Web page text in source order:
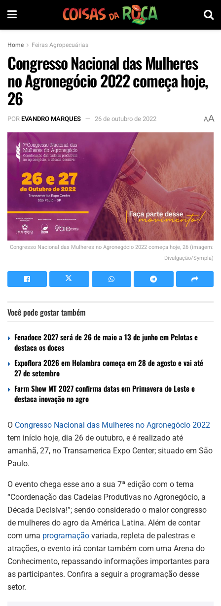
Home Feiras Agropecuárias
Congresso Nacional das Mulheres
no Agronegócio 2022 começa hoje,
26
POREVANDRO MARQUES 26 de outubro de 2022 AA
Congresso Nacional das Mulheres no Agronegócio 2022 começa hoje, 26 (imagem:
Divulgação/Sympla)
Você pode gostar também
Fenadoce 2027 será de 26 de maio a 13 de junho em Pelotas e
destaca os doces
Expoflora 2026 em Holambra começa em 28 de agosto e vai até
27 de setembro
Farm Show MT 2027 confirma datas em Primavera do Leste e
destaca inovação no agro
O Congresso Nacional das Mulheres no Agronegócio 2022
tem início hoje, dia 26 de outubro, e é realizado até
amanhã, 27, no Transamerica Expo Center; situado em São
Paulo.
O evento chega esse ano a sua 7ª edição com o tema
“Coordenação das Cadeias Produtivas no Agronegócio, a
Década Decisiva!”; sendo considerado o maior congresso
de mulheres do agro da América Latina. Além de contar
com uma programação variada, repleta de palestras e
atrações, o evento irá contar também com uma Arena do
Conhecimento, repassando informações importantes para
as participantes. Confira a seguir a programação desse
setor.